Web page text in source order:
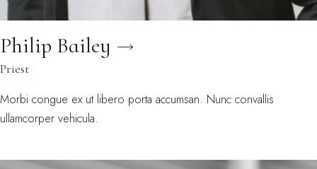
Philip Bailey
Priest
Morbi congue ex ut libero porta accumsan. Nunc convallis
ullamcorper vehicula.